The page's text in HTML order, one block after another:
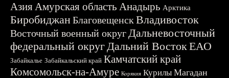
АзияАмурская область Анадырь Арктика
БиробиджанБлаговещенскВладивосток
Восточный военный округДальневосточный
федеральный округДальний ВостокЕАО
Забайкалье Забайкальский край Камчатский край
Комсомольск-на-Амуре Корякия Курилы Магадан